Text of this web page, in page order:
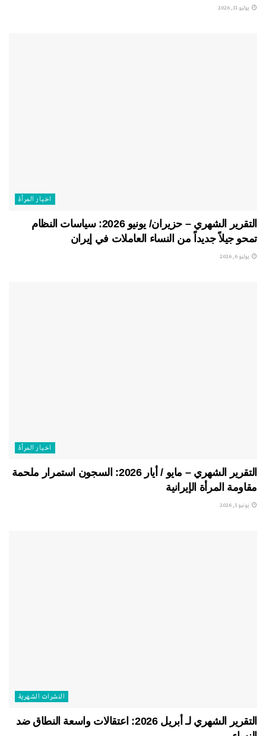
يوليو 31, 2026
اخبار المرأة
التقرير الشهري – حزيران/ يونيو 2026: سياسات النظام
تمحو جيلاً جديداً من النساء العاملات في إيران
يوليو 6, 2026
اخبار المرأة
التقرير الشهري – مايو / أيار 2026: السجون استمرار ملحمة
مقاومة المرأة الإيرانية
يونيو 1, 2026
النشرات الشهریة
التقرير الشهري لـ أبريل 2026: اعتقالات واسعة النطاق ضد